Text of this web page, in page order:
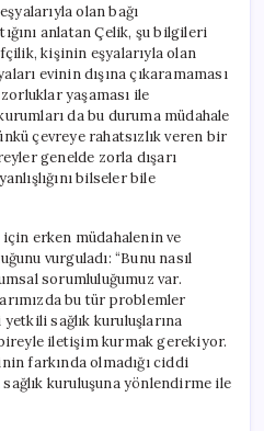
olan bağı
anlatan Çelik, şu bilgileri
kişinin eşyalarıyla olan
evinin dışına çıkaramaması
yaşaması ile
da bu duruma müdahale
çevreye rahatsızlık veren bir
genelde zorla dışarı
bilseler bile
erken müdahalenin ve
vurguladı: “Bunu nasıl
sorumluluğumuz var.
bu tür problemler
sağlık kuruluşlarına
iletişim kurmak gerekiyor.
farkında olmadığı ciddi
kuruluşuna yönlendirme ile